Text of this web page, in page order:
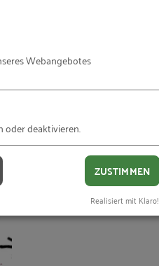
Webangebotes
oder deaktivieren.
ZUSTIMMEN
Realisiert mit Klaro!